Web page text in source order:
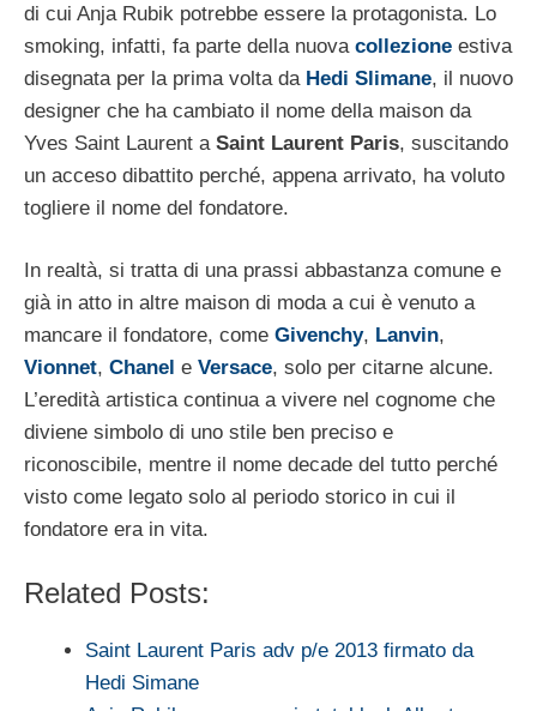
di cui Anja Rubik potrebbe essere la protagonista. Lo
smoking, infatti, fa parte della nuova collezione estiva
disegnata per la prima volta da Hedi Slimane, il nuovo
designer che ha cambiato il nome della maison da
Yves Saint Laurent a Saint Laurent Paris, suscitando
un acceso dibattito perché, appena arrivato, ha voluto
togliere il nome del fondatore.
In realtà, si tratta di una prassi abbastanza comune e
già in atto in altre maison di moda a cui è venuto a
mancare il fondatore, come Givenchy, Lanvin,
Vionnet, Chanel e Versace, solo per citarne alcune.
L’eredità artistica continua a vivere nel cognome che
diviene simbolo di uno stile ben preciso e
riconoscibile, mentre il nome decade del tutto perché
visto come legato solo al periodo storico in cui il
fondatore era in vita.
Related Posts:
Saint Laurent Paris adv p/e 2013 firmato da
Hedi Simane